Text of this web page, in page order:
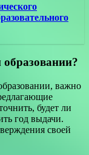
важно
будет ли
год выдачи.
своей